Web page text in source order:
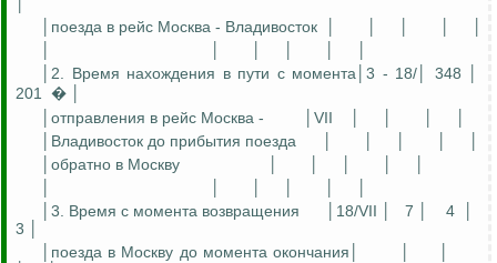
│поезда в рейс Москва - Владивосток
│2. Время нахождения в пути с момента│3 - 18/│ 348 │
201 � │
│отправления в рейс Москва -
│VII
│Владивосток до прибытия поезда
│обратно в Москву
│3. Время с момента возвращения
│18/VII │ 7 │ 4
3 │
│поезда в Москву до момента окончания│